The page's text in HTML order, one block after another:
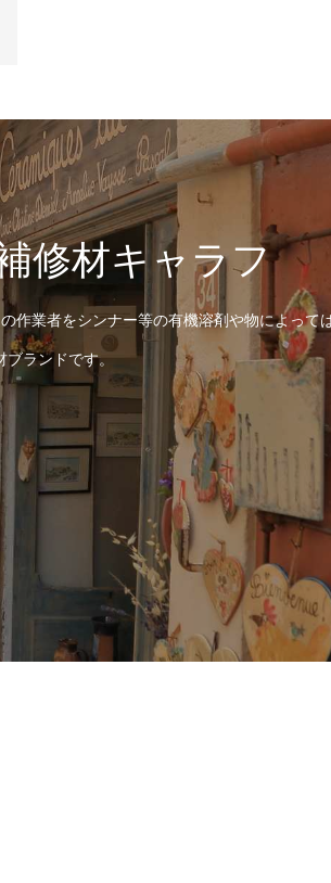
修材キャラフ
作業者をシンナー等の有機溶剤や物によって
ブランドです。